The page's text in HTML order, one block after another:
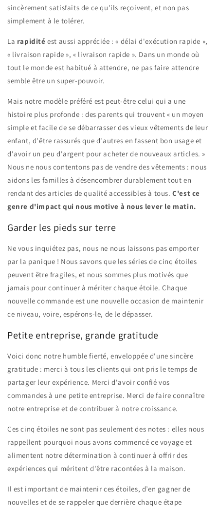
sincèrement satisfaits de ce qu'ils reçoivent, et non pas
simplement à le tolérer.
La rapidité est aussi appréciée : « délai d'exécution rapide »,
« livraison rapide », « livraison rapide ». Dans un monde où
tout le monde est habitué à attendre, ne pas faire attendre
semble être un super-pouvoir.
Mais notre modèle préféré est peut-être celui qui a une
histoire plus profonde : des parents qui trouvent « un moyen
simple et facile de se débarrasser des vieux vêtements de leur
enfant, d'être rassurés que d'autres en fassent bon usage et
d'avoir un peu d'argent pour acheter de nouveaux articles. »
Nous ne nous contentons pas de vendre des vêtements : nous
aidons les familles à désencombrer durablement tout en
rendant des articles de qualité accessibles à tous.C'est ce
genre d'impact qui nous motive à nous lever le matin.
Garder les pieds sur terre
Ne vous inquiétez pas, nous ne nous laissons pas emporter
par la panique ! Nous savons que les séries de cinq étoiles
peuvent être fragiles, et nous sommes plus motivés que
jamais pour continuer à mériter chaque étoile. Chaque
nouvelle commande est une nouvelle occasion de maintenir
ce niveau, voire, espérons-le, de le dépasser.
Petite entreprise, grande gratitude
Voici donc notre humble fierté, enveloppée d'une sincère
gratitude : merci à tous les clients qui ont pris le temps de
partager leur expérience. Merci d'avoir confié vos
commandes à une petite entreprise. Merci de faire connaître
notre entreprise et de contribuer à notre croissance.
Ces cinq étoiles ne sont pas seulement des notes : elles nous
rappellent pourquoi nous avons commencé ce voyage et
alimentent notre détermination à continuer à offrir des
expériences qui méritent d'être racontées à la maison.
Il est important de maintenir ces étoiles, d’en gagner de
nouvelles et de se rappeler que derrière chaque étape